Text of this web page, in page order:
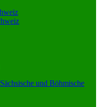
und Böhmische